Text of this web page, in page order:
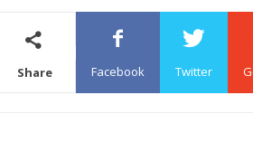
Share Facebook Twitter